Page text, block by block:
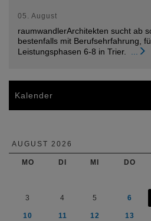
05. August
raumwandlerArchitekten sucht ab
bestenfalls mit Berufsehrfahrung,
Leistungsphasen 6-8 in Trier.
...
Kalender
AUGUST 2026
MO DI MI DO
3 4 5 6
10 11 12 13